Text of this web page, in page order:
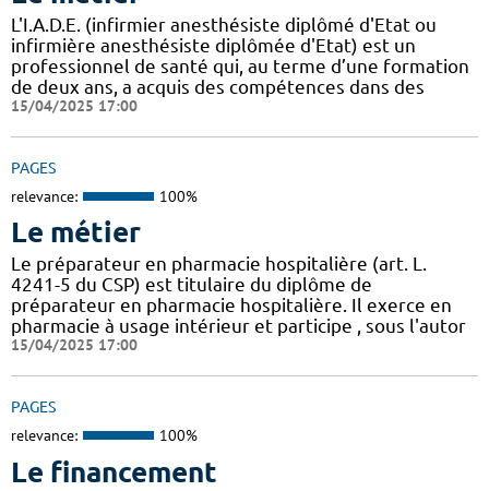
L'I.A.D.E. (infirmier anesthésiste diplômé d'Etat ou
infirmière anesthésiste diplômée d'Etat) est un
professionnel de santé qui, au terme d’une formation
de deux ans, a acquis des compétences dans des
15/04/2025 17:00
PAGES
relevance: 100%
Le métier
Le préparateur en pharmacie hospitalière (art. L.
4241-5 du CSP) est titulaire du diplôme de
préparateur en pharmacie hospitalière. Il exerce en
pharmacie à usage intérieur et participe , sous l'autor
15/04/2025 17:00
PAGES
relevance: 100%
Le financement